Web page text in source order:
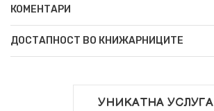
КОМЕНТАРИ
ДОСТАПНОСТ ВО КНИЖАРНИЦИТЕ
УНИКАТНА УСЛУГА